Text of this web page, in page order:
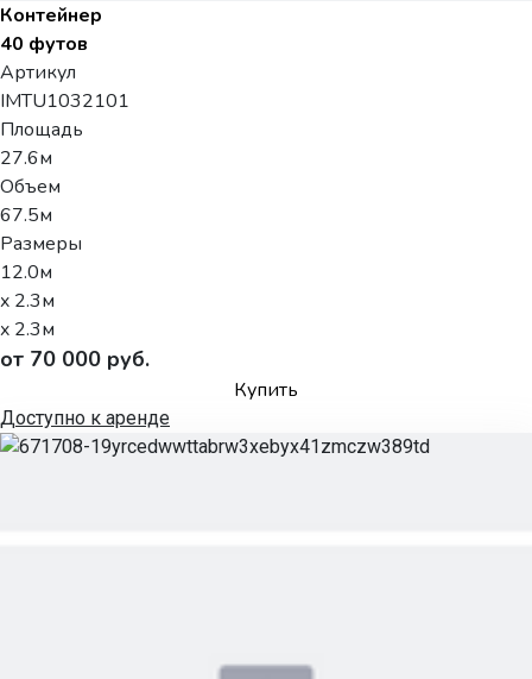
Контейнер
40 футов
Артикул
IMTU1032101
Площадь
27.6м
Объем
67.5м
Размеры
12.0м
x 2.3м
x 2.3м
от 70 000 руб.
Купить
Доступно к аренде